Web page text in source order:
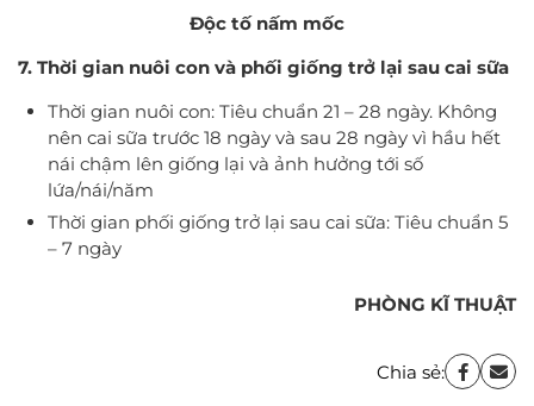
Độc tố nấm mốc
7. Thời gian nuôi con và phối giống trở lại sau cai sữa
Thời gian nuôi con: Tiêu chuẩn 21 – 28 ngày. Không
nên cai sữa trước 18 ngày và sau 28 ngày vì hầu hết
nái chậm lên giống lại và ảnh hưởng tới số
lứa/nái/năm
Thời gian phối giống trở lại sau cai sữa: Tiêu chuẩn 5
– 7 ngày
PHÒNG KĨ THUẬT
Chia sẻ: